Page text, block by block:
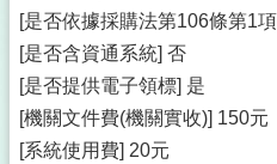
[是否依據採購法第106條第1
[是否含資通系統] 否
[是否提供電子領標] 是
[機關文件費(機關實收)] 150元
[系統使用費] 20元